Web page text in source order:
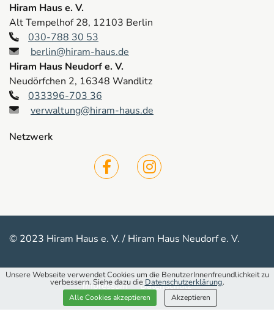
Unsere Webseite verwendet Cookies um die BenutzerInnenfreundlichkeit zu
verbessern. Siehe dazu die Datenschutzerklärung.
Alle Cookies akzeptieren Akzeptieren
Hiram Haus e. V.
Alt Tempelhof 28, 12103 Berlin
030-788 30 53
berlin@hiram-haus.de
Hiram Haus Neudorf e. V.
Neudörfchen 2, 16348 Wandlitz
033396-703 36
verwaltung@hiram-haus.de
Netzwerk
© 2023 Hiram Haus e. V. / Hiram Haus Neudorf e. V.
Impressum Datenschutz